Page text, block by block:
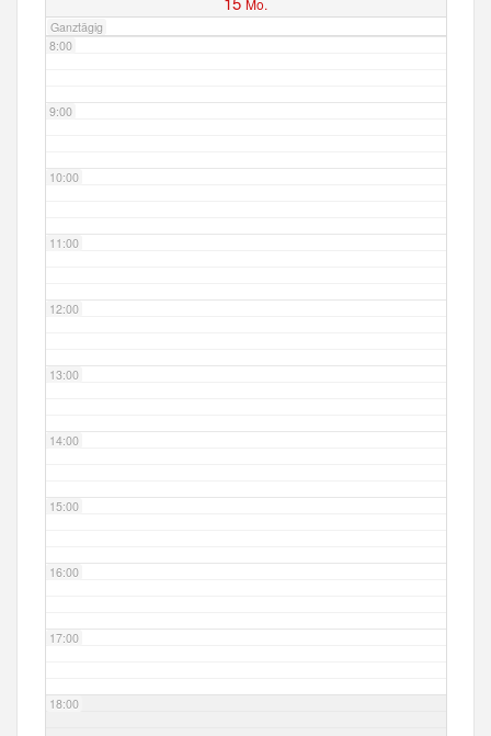
Mo.
Ganztägig
8:00
9:00
10:00
11:00
12:00
13:00
14:00
15:00
16:00
17:00
18:00